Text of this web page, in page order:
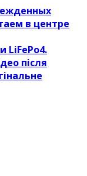
в центре
LiFePo4.
після